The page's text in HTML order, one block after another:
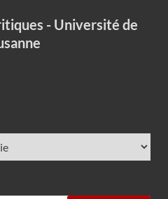
- Université de